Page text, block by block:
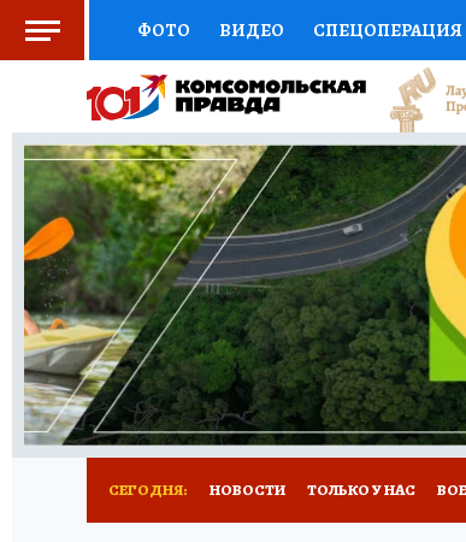
ФОТО ВИДЕО СПЕЦОПЕРАЦИЯ
СОЦПОДДЕРЖКА НАУКА
ВЫБОР ЭКСПЕРТОВ ДОКТОР
КНИЖНАЯ ПОЛКА ПРОГНОЗЫ НА
ПРЕСС-ЦЕНТР НЕДВИЖИМОСТЬ
РАДИО КП РЕКЛАМА ТЕСТЫ
СЕГОДНЯ: НОВОСТИ ТОЛЬКО У НАС